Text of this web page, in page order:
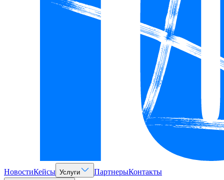
НовостиКейсы Услуги ПартнерыКонтакты